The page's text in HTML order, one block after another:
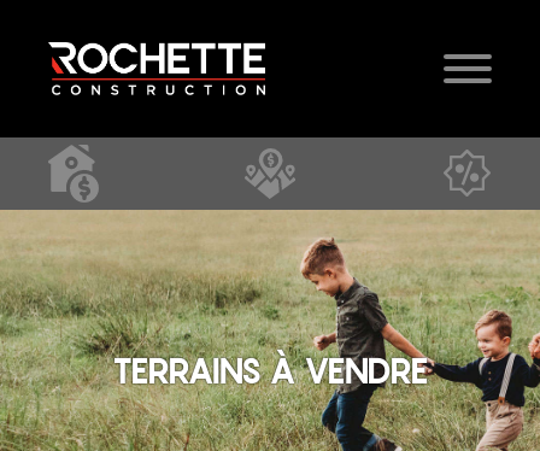
TERRAINS À VENDRE